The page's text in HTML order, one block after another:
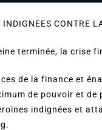
INDIGNEES CONTRE
terminée, la crise
de la finance et
de pouvoir et
indignées et